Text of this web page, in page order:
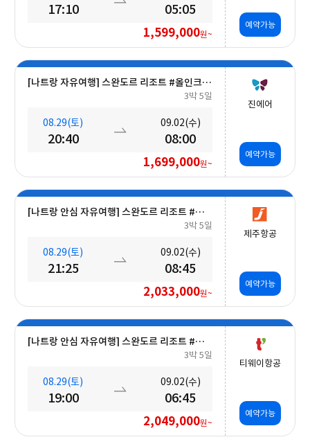
17:10 05:05
1,599,000원~
예약가능
[나트랑 자유여행] 스완도르 리조트 #올인크루시브+오션뷰+밤 10시 레체포함+미니바1회 5일
3박 5일
08.29(토)
20:40
09.02(수)
08:00
1,699,000원~
진에어
예약가능
[나트랑 안심 자유여행] 스완도르 리조트 #올인크루시브+오션뷰+미니바 5일
3박 5일
08.29(토)
21:25
09.02(수)
08:45
2,033,000원~
제주항공
예약가능
[나트랑 안심 자유여행] 스완도르 리조트 #올인크루시브+오션뷰+미니바 5일
3박 5일
08.29(토)
19:00
09.02(수)
06:45
2,049,000원~
티웨이항공
예약가능